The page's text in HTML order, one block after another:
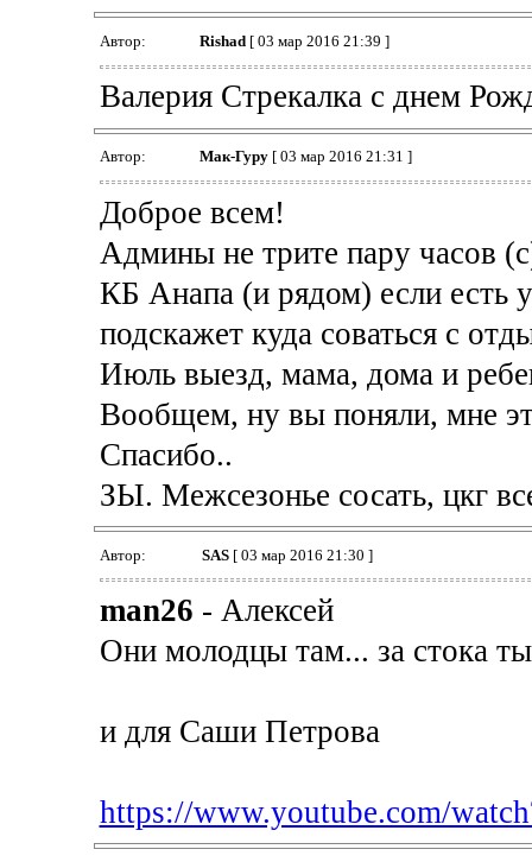
Автор: Rishad[ 03 мар 2016 21:39 ]
Валерия Стрекалка с днем
Автор: Мак-Гуру[ 03 мар 2016 21:31 ]
Доброе всем!
Админы не трите пару часов
КБ Анапа (и рядом) если есть
подскажет куда соваться с
Июль выезд, мама, дома и
Вообщем, ну вы поняли, мне
Спасибо..
ЗЫ. Межсезонье сосать, цкг
Автор: SAS[ 03 мар 2016 21:30 ]
man26 - Алексей
Они молодцы там... за
и для Саши Петрова
https://www.youtube.com/